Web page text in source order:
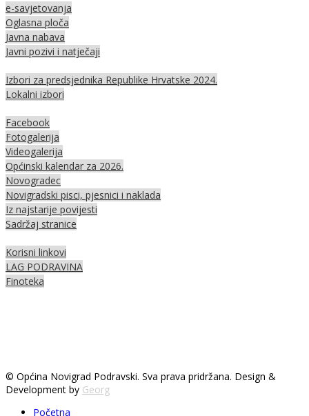
e-savjetovanja
Oglasna ploča
Javna nabava
Javni pozivi i natječaji
Izbori za predsjednika Republike Hrvatske 2024.
Lokalni izbori
Facebook
Fotogalerija
Videogalerija
Općinski kalendar za 2026.
Novogradec
Novigradski pisci, pjesnici i naklada
Iz najstarije povijesti
Sadržaj stranice
Korisni linkovi
LAG PODRAVINA
Finoteka
© Općina Novigrad Podravski. Sva prava pridržana. Design &
Development by Georg
Početna